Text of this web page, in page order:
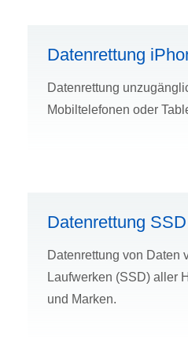
Datenrettung
Datenrettung
Mobiltelefonen oder
Datenrettung SSD
Datenrettung von Daten
Laufwerken (SSD) aller
und Marken.